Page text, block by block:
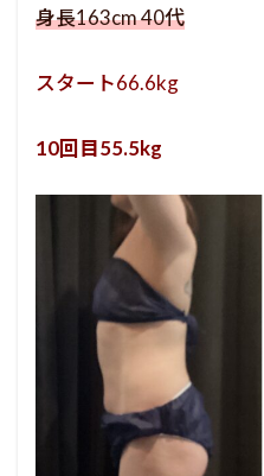
身長163cm 40代
スタート66.6kg
10回目55.5kg